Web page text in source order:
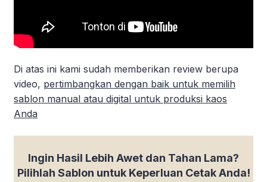
Di atas ini kami sudah memberikan review berupa
video, pertimbangkan dengan baik untuk memilih
sablon manual atau digital untuk produksi kaos
Anda
Ingin Hasil Lebih Awet dan Tahan Lama?
Pilihlah Sablon untuk Keperluan Cetak Anda!